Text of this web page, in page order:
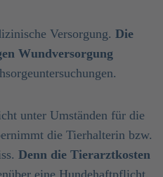
Versorgung. Die
Wundversorgung
unter Umständen für die
die Tierhalterin bzw.
Denn die Tierarztkosten